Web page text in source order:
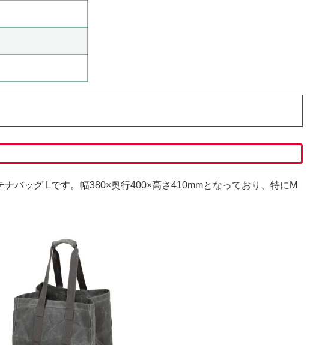
バッグ Lです。幅380×奥行400×高さ410mmとなっており、特にM